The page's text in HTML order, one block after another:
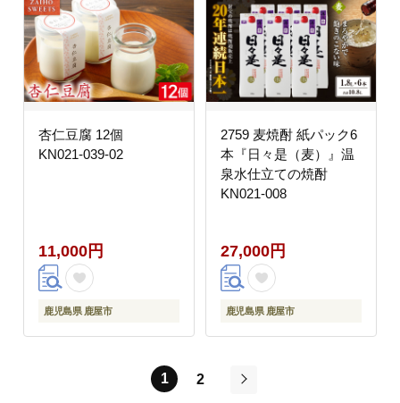
杏仁豆腐 12個
KN021-039-02
11,000円
鹿児島県 鹿屋市
2759 麦焼酎 紙パック6
本『日々是（麦）』温
泉水仕立ての焼酎
KN021-008
27,000円
鹿児島県 鹿屋市
1
2